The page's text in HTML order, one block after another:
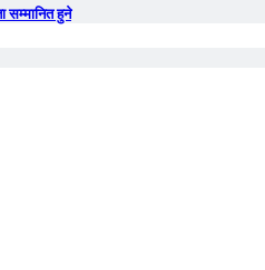
सम्मानित हुने